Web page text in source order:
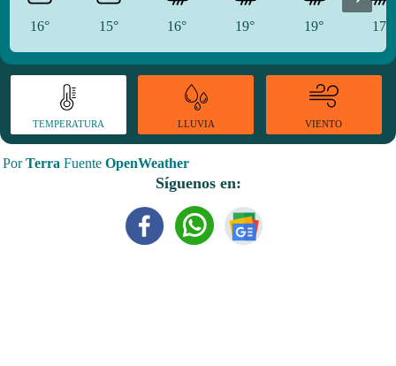
16° 15° 16° 19° 19° 17°
TEMPERATURA LLUVIA VIENTO
PorTerra Fuente OpenWeather
Síguenos en: